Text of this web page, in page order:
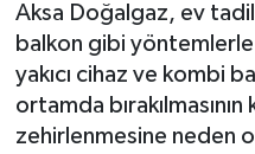
Aksa Doğalgaz, ev
balkon gibi yöntemlerle
yakıcı cihaz ve kombi
ortamda
zehirlenmesine neden